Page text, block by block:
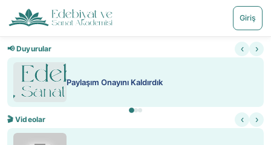
Giriş
📢 Duyurular ‹ ›
Paylaşım Onayını Kaldırdık
🎬 Videolar ‹ ›